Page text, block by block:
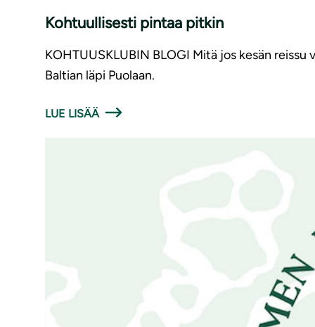
Kohtuullisesti pintaa pitkin
KOHTUUSKLUBIN BLOGI Mitä jos kesän
Baltian läpi Puolaan.
LUE LISÄÄ